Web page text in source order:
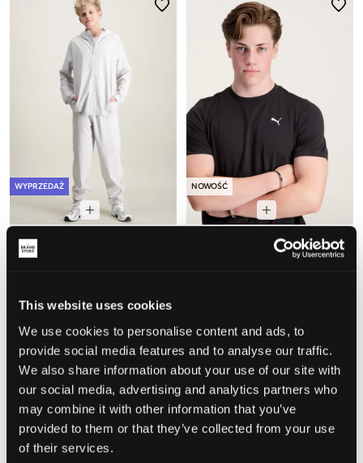
This website uses cookies
We use cookies to personalise content and ads, to
provide social media features and to analyse our traffic.
We also share information about your use of our site with
our social media, advertising and analytics partners who
may combine it with other information that you’ve
provided to them or that they’ve collected from your use
of their services.
WYPRZEDAŻ
New Balance
SPORT TRACK PANT
NOWOŚĆ